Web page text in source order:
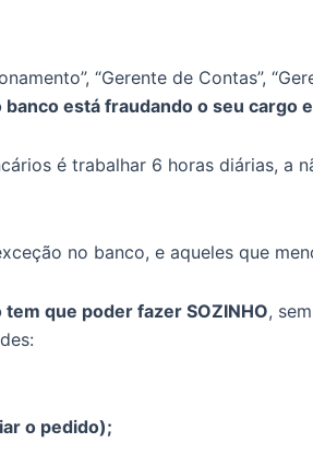
“Gerente de Contas”,
banco está fraudando o seu cargo
é trabalhar 6 horas diárias,
no banco, e aqueles que
que poder fazer SOZINHO,
o pedido);